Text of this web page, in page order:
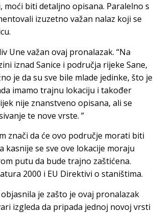
biti detaljno opisana. Paralelno s
izuzetno važan nalaz koji se
Une važan ovaj pronalazak. “Na
iznad Sanice i područja rijeke Sane,
je da su sve bile mlade jedinke, što je
imamo trajnu lokaciju i također
nije znanstveno opisana, ali se
te nove vrste. ”
znači da će ovo područje morati biti
se sve ove lokacije moraju
putu da bude trajno zaštićena.
2000 i EU Direktivi o staništima.
je zašto je ovaj pronalazak
izgleda da pripada jednoj novoj vrsti